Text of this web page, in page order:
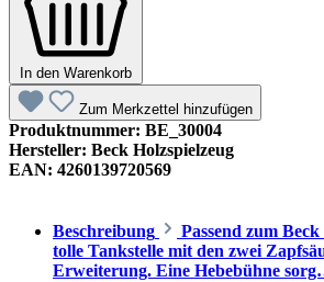
In den Warenkorb
Zum Merkzettel hinzufügen
Produktnummer: BE_30004
Hersteller: Beck Holzspielzeug
EAN: 4260139720569
Beschreibung
Passend zum
tolle Tankstelle mit den zwei
Erweiterung. Eine Hebebühne